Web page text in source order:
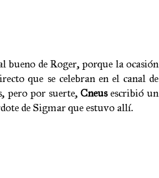
bueno de Roger, porque la ocasión
que se celebran en el canal de
pero por suerte,Cneusescribió un
de Sigmar que estuvo allí.